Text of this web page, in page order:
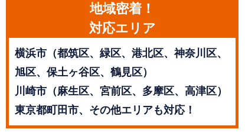
地域密着！
対応エリア
横浜市（都筑区、緑区、港北区、神奈川区、
旭区、保土ヶ谷区、鶴見区）
川崎市（麻生区、宮前区、多摩区、高津区）
東京都町田市、その他エリアも対応！